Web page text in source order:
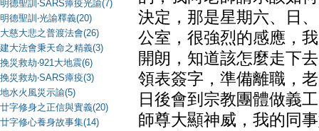
明德聖訓‧SARS瘴疫光諭(7)
明德聖訓‧光諭釋義(20)
大慈大悲之普渡法會(26)
建大法會秉天命之精義(3)
挽災救劫‧921大地震(6)
挽災救劫‧SARS瘴疫(3)
地水火風災示諭(5)
廿字修身之正信與實義(20)
廿字修心養身故事集(14)
決定，那是星期六、日
公室，很強烈的感應，
開朗，知道該怎麼走下
領表簽字，準備離職，
日後會到宗教團體做義
師尊大顯神威，我的同